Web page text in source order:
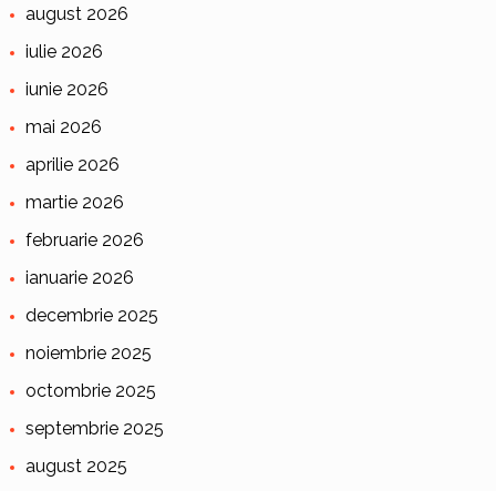
august 2026
iulie 2026
iunie 2026
mai 2026
aprilie 2026
martie 2026
februarie 2026
ianuarie 2026
decembrie 2025
noiembrie 2025
octombrie 2025
septembrie 2025
august 2025